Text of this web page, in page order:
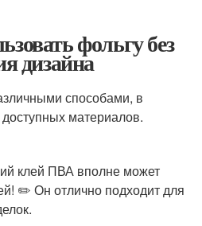
фольгу без
дизайна
способами, в
материалов.
клей ПВА вполне может
✏️ Он отлично подходит для